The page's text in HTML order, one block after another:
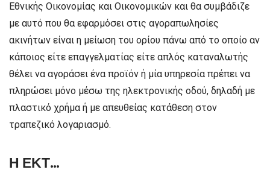
Εθνικής Οικονομίας και Οικονομικών και θα συμβάδιζε
με αυτό που θα εφαρμόσει στις αγοραπωλησίες
ακινήτων είναι η μείωση του ορίου πάνω από το οποίο αν
κάποιος είτε επαγγελματίας είτε απλός καταναλωτής
θέλει να αγοράσει ένα προϊόν ή μία υπηρεσία πρέπει να
πληρώσει μόνο μέσω της ηλεκτρονικής οδού, δηλαδή με
πλαστικό χρήμα ή με απευθείας κατάθεση στον
τραπεζικό λογαριασμό.
Η ΕΚΤ…